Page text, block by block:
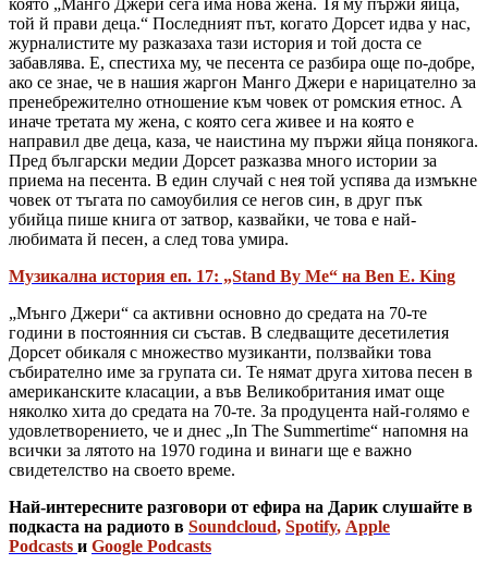
която „Манго Джери сега има нова жена. Тя му пържи яйца,
той й прави деца.“ Последният път, когато Дорсет идва у нас,
журналистите му разказаха тази история и той доста се
забавлява. Е, спестиха му, че песента се разбира още по-добре,
ако се знае, че в нашия жаргон Манго Джери е нарицателно за
пренебрежително отношение към човек от ромския етнос. А
иначе третата му жена, с която сега живее и на която е
направил две деца, каза, че наистина му пържи яйца понякога.
Пред български медии Дорсет разказва много истории за
приема на песента. В един случай с нея той успява да измъкне
човек от тъгата по самоубилия се негов син, в друг пък
убийца пише книга от затвор, казвайки, че това е най-
любимата й песен, а след това умира.
Музикална история еп. 17: „Stand By Me“ на Ben E. King
„Мънго Джери“ са активни основно до средата на 70-те
години в постоянния си състав. В следващите десетилетия
Дорсет обикаля с множество музиканти, ползвайки това
събирателно име за групата си. Те нямат друга хитова песен в
американските класации, а във Великобритания имат още
няколко хита до средата на 70-те. За продуцента най-голямо е
удовлетворението, че и днес „In The Summertime“ напомня на
всички за лятото на 1970 година и винаги ще е важно
свидетелство на своето време.
Най-интересните разговори от ефира на Дарик слушайте в
подкаста на радиото в Soundcloud, Spotify, Apple
Podcasts и Google Podcasts